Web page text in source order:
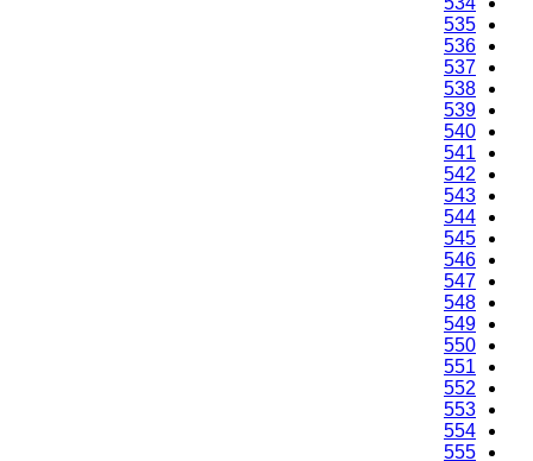
535
536
537
538
539
540
541
542
543
544
545
546
547
548
549
550
551
552
553
554
555